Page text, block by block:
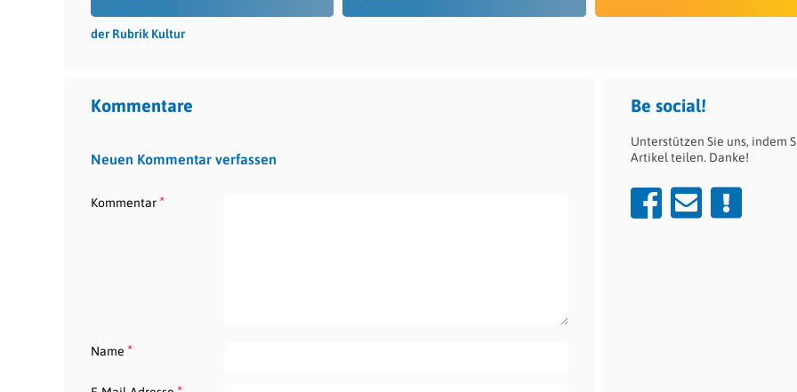
der Rubrik Kultur
Kommentare
Neuen Kommentar verfassen
Kommentar*
Name *
Be social!
Unterstützen Sie uns, indem
Artikel teilen. Danke!